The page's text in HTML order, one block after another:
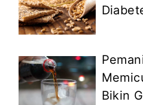
Bikin